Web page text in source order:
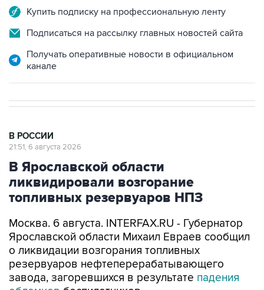
Купить подписку на профессиональную ленту
Подписаться на рассылку главных новостей сайта
Получать оперативные новости в официальном
канале
В РОССИИ
21:51, 6 августа 2026
В Ярославской области
ликвидировали возгорание
топливных резервуаров НПЗ
Москва. 6 августа. INTERFAX.RU - Губернатор
Ярославской области Михаил Евраев сообщил
о ликвидации возгорания топливных
резервуаров нефтеперерабатывающего
завода, загоревшихся в результате падения